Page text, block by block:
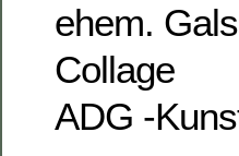
ehem.
Collage
ADG -